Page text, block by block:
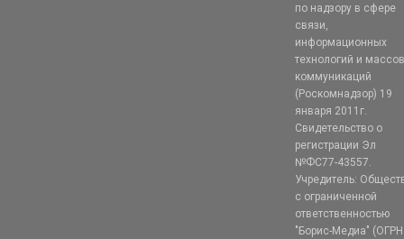
по надзору в сфере
связи,
информационных
технологий и
коммуникаций
(Роскомнадзор) 19
января 2011г.
Свидетельство о
регистрации Эл
№ФС77-43557.
Учредитель:
с ограниченной
ответственностью
"Борис-Медиа" (ОГРН